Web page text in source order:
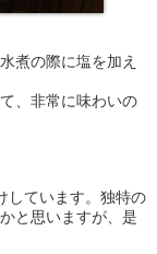
煮の際に塩を加え
、非常に味わいの
しています。独特の
と思いますが、是